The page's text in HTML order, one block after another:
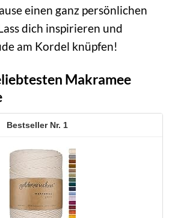
einen ganz persönlichen
dich inspirieren und
am Kordel knüpfen!
Makramee
1